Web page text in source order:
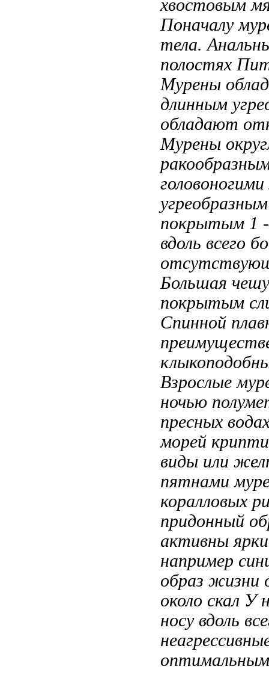
хвостовым
Поначалу
тела.
полостях
Мурены
длинным
обладают
Мурены
покрытым 1
вдоль всего
Большая
покрытым
Спинной
Взрослые
ночью
пресных
морей
виды или
пятнами
коралловых
придонный
активны
например
образ жизни
около скал У
носу вдоль